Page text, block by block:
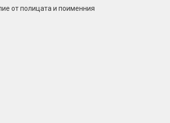
от полицата и поименния